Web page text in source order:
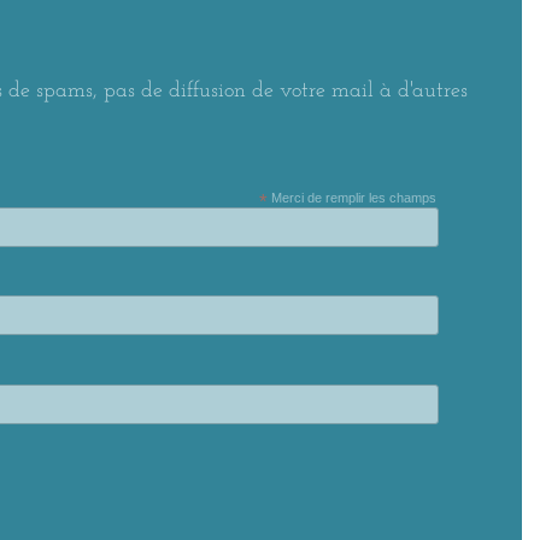
de spams, pas de diffusion de votre mail à d'autres
* Merci de remplir les champs